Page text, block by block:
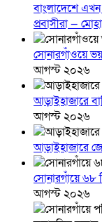
বাংলাদেশে
প্রবাসীরা —
সোনারগাঁওয়ে
আগস্ট ২০২৬
আড়াইহাজারে
আগস্ট ২০২৬
আড়াইহাজারে
সোনারগাঁয়ে ৬৮
আগস্ট ২০২৬